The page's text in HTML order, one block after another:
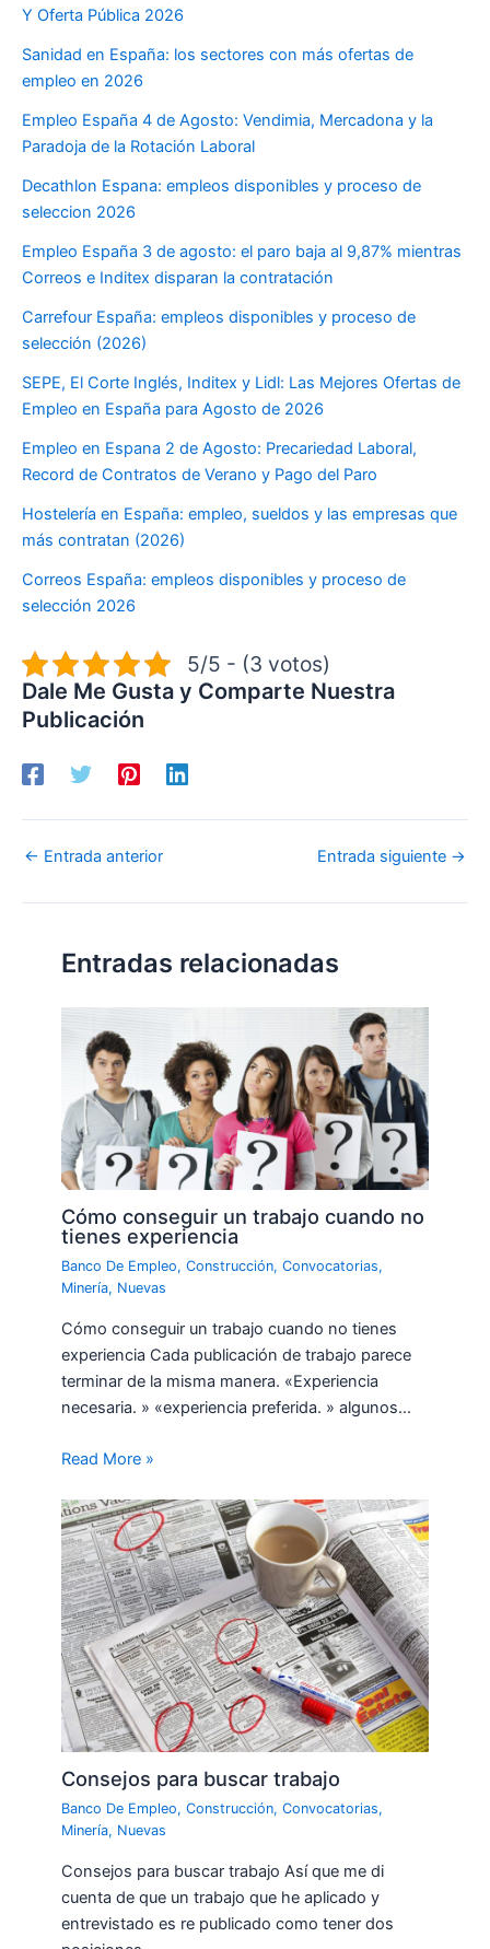
Y Oferta Pública 2026
Sanidad en España: los sectores con más ofertas de
empleo en 2026
Empleo España 4 de Agosto: Vendimia, Mercadona y la
Paradoja de la Rotación Laboral
Decathlon Espana: empleos disponibles y proceso de
seleccion 2026
Empleo España 3 de agosto: el paro baja al 9,87% mientras
Correos e Inditex disparan la contratación
Carrefour España: empleos disponibles y proceso de
selección (2026)
SEPE, El Corte Inglés, Inditex y Lidl: Las Mejores Ofertas de
Empleo en España para Agosto de 2026
Empleo en Espana 2 de Agosto: Precariedad Laboral,
Record de Contratos de Verano y Pago del Paro
Hostelería en España: empleo, sueldos y las empresas que
más contratan (2026)
Correos España: empleos disponibles y proceso de
selección 2026
5/5 - (3 votos)
Dale Me Gusta y Comparte Nuestra
Publicación
← Entrada anterior Entrada siguiente →
Entradas relacionadas
Cómo conseguir un trabajo cuando no
tienes experiencia
Banco De Empleo,Construcción,Convocatorias,
Minería, Nuevas
Cómo conseguir un trabajo cuando no tienes
experiencia Cada publicación de trabajo parece
terminar de la misma manera. «Experiencia
necesaria. » «experiencia preferida. » algunos…
Read More »
Consejos para buscar trabajo
Banco De Empleo,Construcción,Convocatorias,
Minería, Nuevas
Consejos para buscar trabajo Así que me di
cuenta de que un trabajo que he aplicado y
entrevistado es re publicado como tener dos